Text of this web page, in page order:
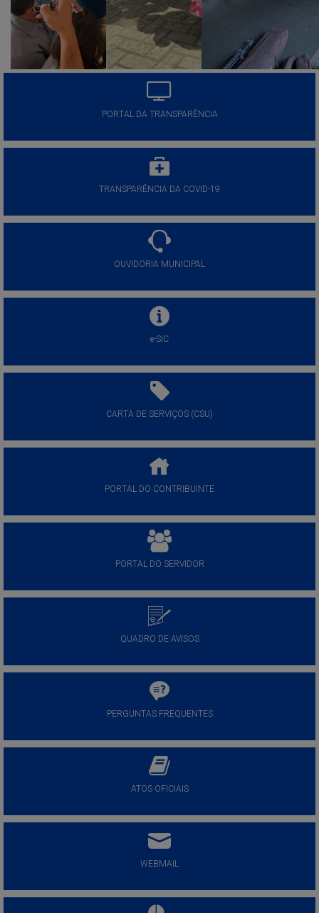
PORTAL DA TRANSPARÊNCIA
TRANSPARÊNCIA DA COVID-19
OUVIDORIA MUNICIPAL
e-SIC
CARTA DE SERVIÇOS (CSU)
PORTAL DO CONTRIBUINTE
PORTAL DO SERVIDOR
QUADRO DE AVISOS
PERGUNTAS FREQUENTES
ATOS OFICIAIS
WEBMAIL